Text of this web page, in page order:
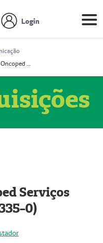
Login
Prestador Oncoped Serviços Médicos (51004335-0)
Serviços
0)